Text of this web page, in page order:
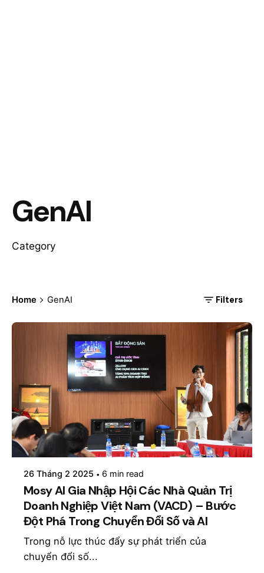
GenAI
Category
Home GenAI Filters
Posted by
mosyai
26 Tháng 2 2025 6 min read
Mosy AI Gia Nhập Hội Các Nhà Quản Trị
Doanh Nghiệp Việt Nam (VACD) – Bước
Đột Phá Trong Chuyển Đổi Số và AI
Trong nỗ lực thúc đẩy sự phát triển của
chuyển đổi số...